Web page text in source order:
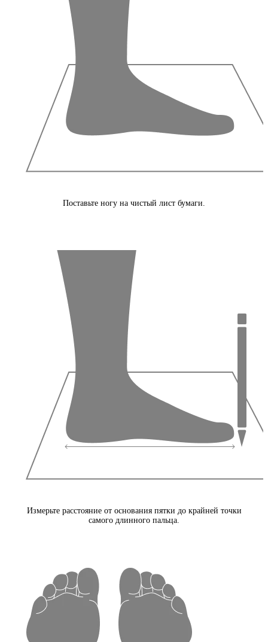
Поставьте ногу на чистый лист бумаги.
Измерьте расстояние от основания пятки до крайней точки
самого длинного пальца.